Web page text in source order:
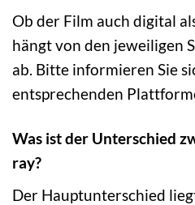
Ob der Film auch digital
hängt von den jeweiligen
ab. Bitte informieren Sie
entsprechenden
Was ist der Unterschied
ray?
Der Hauptunterschied